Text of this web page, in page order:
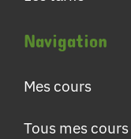
Navigation
Mes cours
Tous mes cours